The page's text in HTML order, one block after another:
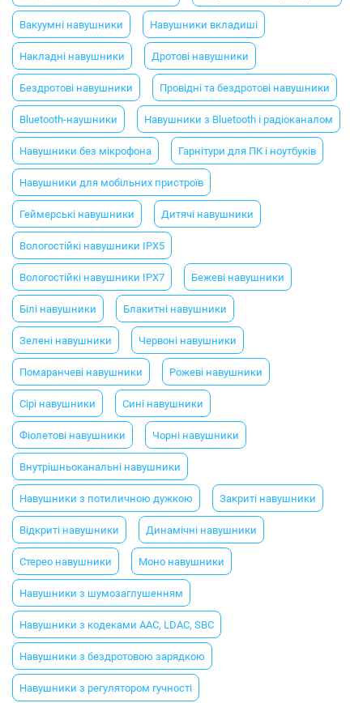
Вакуумні навушники Навушники вкладиші
Накладні навушники Дротові навушники
Бездротові навушники Провідні та бездротові навушники
Bluetooth-наушники Навушники з Bluetooth і радіоканалом
Навушники без мікрофона Гарнітури для ПК і ноутбуків
Навушники для мобільних пристроїв
Геймерські навушники Дитячі навушники
Вологостійкі навушники IPX5
Вологостійкі навушники IPX7 Бежеві навушники
Білі навушники Блакитні навушники
Зелені навушники Червоні навушники
Помаранчеві навушники Рожеві навушники
Сірі навушники Сині навушники
Фіолетові навушники Чорні навушники
Внутрішньоканальні навушники
Навушники з потиличною дужкою Закриті навушники
Відкриті навушники Динамічні навушники
Стерео навушники Моно навушники
Навушники з шумозаглушенням
Навушники з кодеками AAC, LDAC, SBC
Навушники з бездротовою зарядкою
Навушники з регулятором гучності